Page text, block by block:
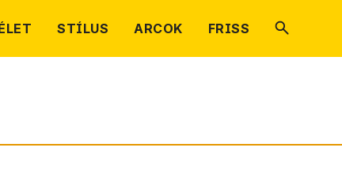
STÍLUS ARCOK FRISS